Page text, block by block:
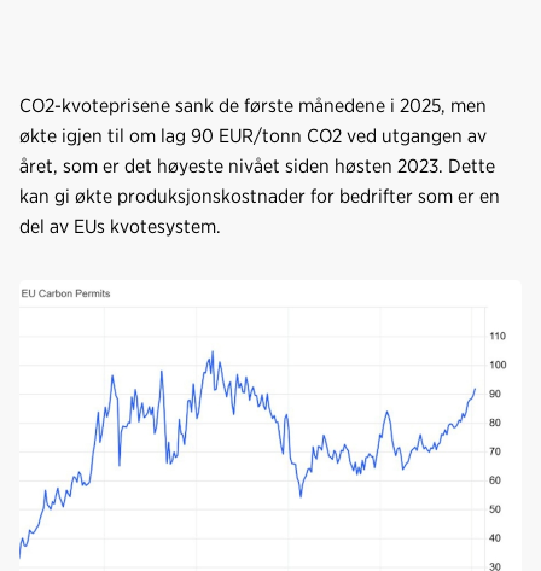
CO2-kvoteprisene sank de første månedene i 2025, men
økte igjen til om lag 90 EUR/tonn CO2 ved utgangen av
året, som er det høyeste nivået siden høsten 2023. Dette
kan gi økte produksjonskostnader for bedrifter som er en
del av EUs kvotesystem.